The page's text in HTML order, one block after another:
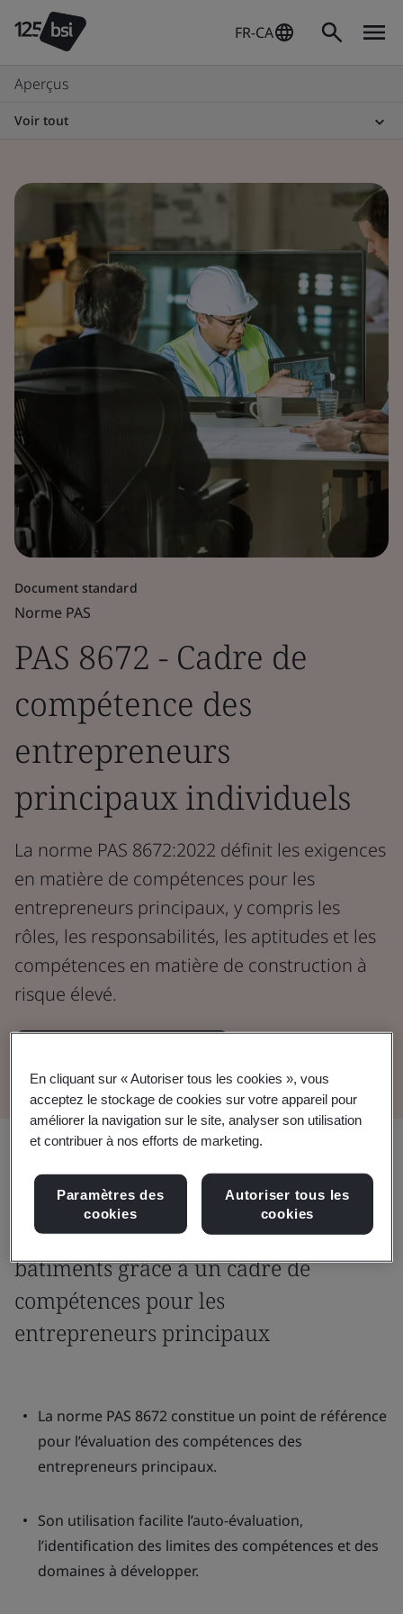
FR-CA
Aperçus
Voir tout
Document standard
Norme PAS
PAS 8672 - Cadre de
compétence des
entrepreneurs
principaux individuels
La norme PAS 8672:2022 définit les exigences
en matière de compétences pour les
entrepreneurs principaux, y compris les
rôles, les responsabilités, les aptitudes et les
compétences en matière de construction à
risque élevé.
Partager:
Améliorer la sécurité des
bâtiments grâce à un cadre de
compétences pour les
entrepreneurs principaux
La norme PAS 8672 constitue un point de référence
pour l’évaluation des compétences des
entrepreneurs principaux.
Son utilisation facilite l’auto-évaluation,
l’identification des limites des compétences et des
domaines à développer.
En cliquant sur « Autoriser tous les cookies », vous
acceptez le stockage de cookies sur votre appareil pour
améliorer la navigation sur le site, analyser son utilisation
et contribuer à nos efforts de marketing.
Paramètres des
cookies
Autoriser tous les
cookies